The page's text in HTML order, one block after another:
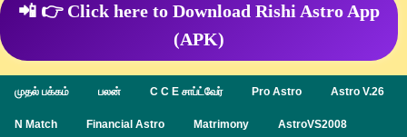
📲 👉 Click here to Download Rishi Astro App
(APK)
முதல் பக்கம் பலன் C C E சாப்ட்வேர் Pro Astro Astro V.26
N Match Financial Astro Matrimony AstroVS2008